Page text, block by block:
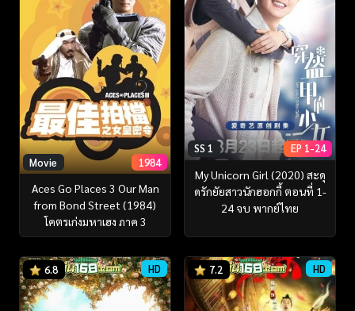
Movie 1984
Aces Go Places 3 Our Man
from Bond Street (1984)
โคตรเก่งมหาเฮง ภาค 3
SS 1 EP 1-24
My Unicorn Girl (2020) สะดุ
ดรักยัยสาวนักฮอกกี้ ตอนที่ 1-
24 จบ พากย์ไทย
6.8 HD 7.2 HD